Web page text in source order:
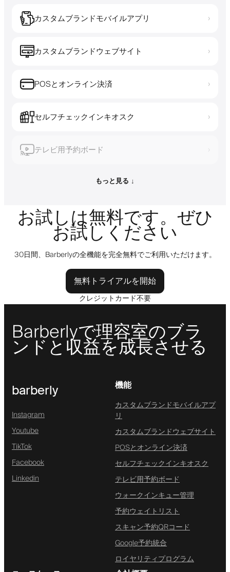
カスタムブランドモバイルアプリ ›
カスタムブランドウェブサイト ›
POSとオンライン決済 ›
セルフチェックインキオスク ›
テレビ用予約ボード ›
もっと見る ↓
お試しは無料です。ぜひ
お試しください
30日間、Barberlyの全機能を完全無料でご利用いただけます。
無料トライアルを開始
クレジットカード不要
Barberlyで理容室のブラ
ンドと収益を成長させる
barberly
Instagram
Youtube
TikTok
Facebook
Linkedin
機能
カスタムブランドモバイルアプ
リ
カスタムブランドウェブサイト
POSとオンライン決済
セルフチェックインキオスク
テレビ用予約ボード
ウォークインキュー管理
予約ウェイトリスト
スキャン予約QRコード
Google予約統合
ロイヤリティプログラム